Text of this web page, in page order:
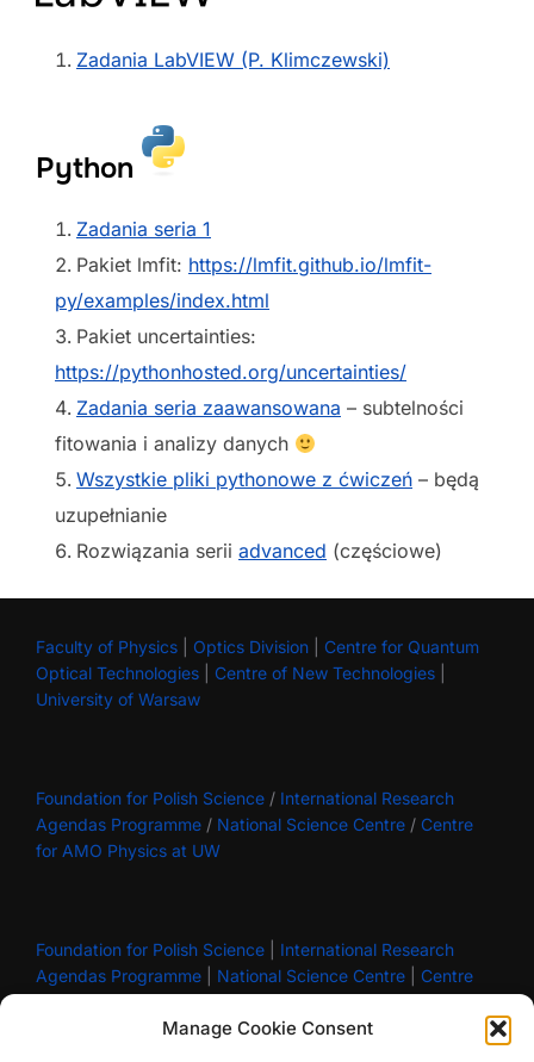
Manage Cookie Consent
Zadania LabVIEW (P. Klimczewski)
Python
Zadania seria 1
Pakiet lmfit: https://lmfit.github.io/lmfit-
py/examples/index.html
Pakiet uncertainties:
https://pythonhosted.org/uncertainties/
Zadania seria zaawansowana – subtelności
fitowania i analizy danych
Wszystkie pliki pythonowe z ćwiczeń – będą
uzupełnianie
Rozwiązania serii advanced (częściowe)
Faculty of Physics Optics Division
Centre for Quantum
Optical Technologies
Centre of New Technologies
University of Warsaw
Foundation for Polish Science / International Research
Agendas Programme / National Science Centre / Centre
for AMO Physics at UW
Foundation for Polish Science
International Research
Agendas Programme
National Science Centre
Centre